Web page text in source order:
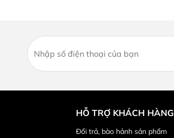
HỖ TRỢ KHÁCH HÀNG
Đổi trả, bào hảnh sản phẩm